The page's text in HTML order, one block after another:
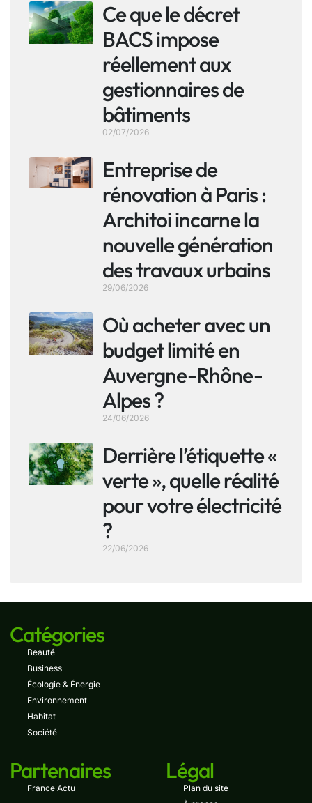
Ce que le décret
BACS impose
réellement aux
gestionnaires de
bâtiments
02/07/2026
Entreprise de
rénovation à Paris :
Architoi incarne la
nouvelle génération
des travaux urbains
29/06/2026
Où acheter avec un
budget limité en
Auvergne-Rhône-
Alpes ?
24/06/2026
Derrière l’étiquette «
verte », quelle réalité
pour votre électricité
?
22/06/2026
Catégories
Beauté
Business
Écologie & Énergie
Environnement
Habitat
Société
Partenaires
France Actu
Légal
Plan du site